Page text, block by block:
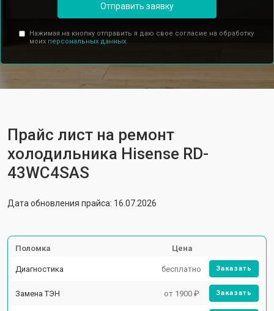
Отправить заявку
Нажимая на кнопку отправить я даю свое согласие на обработку
моих персональных данных.
Прайс лист на ремонт
холодильника Hisense RD-
43WC4SAS
Дата обновления прайса: 16.07.2026
Поломка Цена
Диагностика бесплатно Заказать
Замена ТЭН от 1900 ₽ Заказать